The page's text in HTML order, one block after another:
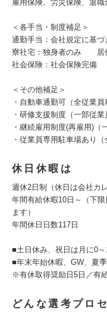
雇用保険、労災保険、退職
＜各手当・制度補足＞
通勤手当：会社規定に基づ
寮社宅：独身者のみ 居
社会保険：社会保険完備
＜その他補足＞
・自動車通勤可（全従業員
・研修支援制度（一部従業
・継続雇用制度(再雇用)（
・従業員専用駐車場あり（
休日休暇は
週休2日制（休日は会社カ
年間有給休暇10日～（下
ます）
年間休日日数117日
■土日休み、祝日は月に0
■年末年始休暇、GW、夏
※有休取得奨励日5日／有
どんな選考プロ